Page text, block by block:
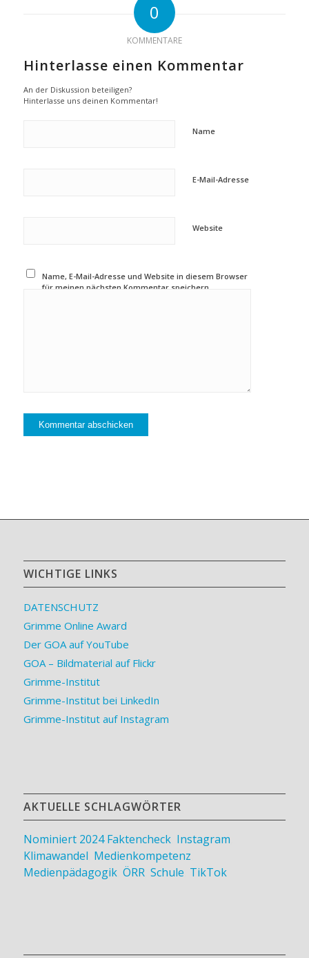
0
KOMMENTARE
Hinterlasse einen Kommentar
An der Diskussion beteiligen?
Hinterlasse uns deinen Kommentar!
Name
E-Mail-Adresse
Website
Name, E-Mail-Adresse und Website in diesem Browser
für meinen nächsten Kommentar speichern.
WICHTIGE LINKS
DATENSCHUTZ
Grimme Online Award
Der GOA auf YouTube
GOA – Bildmaterial auf Flickr
Grimme-Institut
Grimme-Institut bei LinkedIn
Grimme-Institut auf Instagram
AKTUELLE SCHLAGWÖRTER
Nominiert 2024 Faktencheck, Instagram
Klimawandel Medienkompetenz
Medienpädagogik, ÖRR, Schule TikTok